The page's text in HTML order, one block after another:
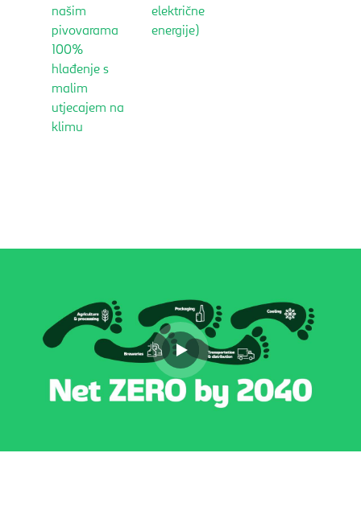
našim
pivovarama
100%
hlađenje s
malim
utjecajem na
klimu
električne
energije)